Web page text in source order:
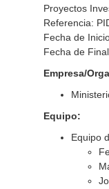
Proyectos
Referencia:
Fecha de
Fecha de
Empresa/
Equipo:
Equipo